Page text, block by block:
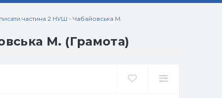
2 НУШ - Чабайовська М.
М. (Грамота)